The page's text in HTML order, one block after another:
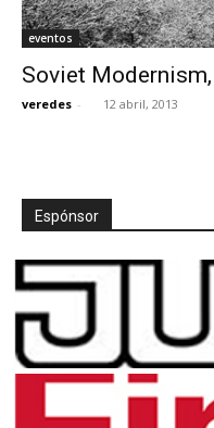
eventos
Soviet
veredes - 12 abril, 2013
Espónsor